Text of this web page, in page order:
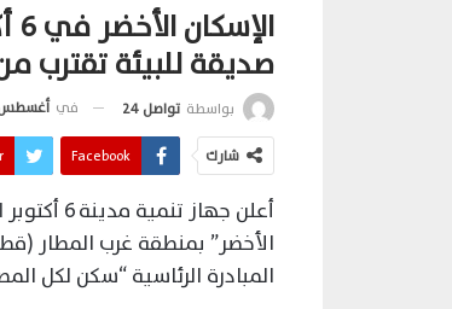
صديقة للبيئة تقترب
بواسطة تواصل 24 في أغسطس 9,
شارك Facebook
أعلن
الأخضر” بمنطقة غرب المطار
المبادرة الرئاسية “سكن لكل